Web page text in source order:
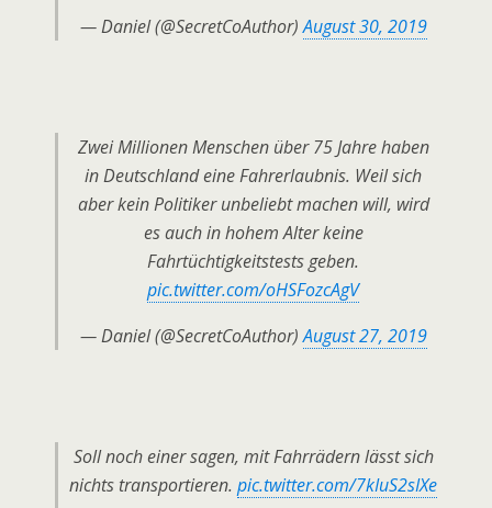
— Daniel (@SecretCoAuthor)August 30, 2019
Zwei Millionen Menschen über 75 Jahre haben
in Deutschland eine Fahrerlaubnis. Weil sich
aber kein Politiker unbeliebt machen will, wird
es auch in hohem Alter keine
Fahrtüchtigkeitstests geben.
pic.twitter.com/oHSFozcAgV
— Daniel (@SecretCoAuthor)August 27, 2019
Soll noch einer sagen, mit Fahrrädern lässt sich
nichts transportieren. pic.twitter.com/7kIuS2sIXe